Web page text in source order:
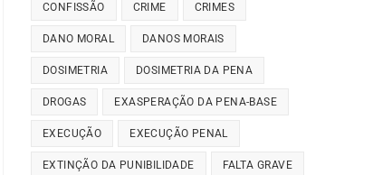
CONFISSÃO CRIME CRIMES
DANO MORAL DANOS MORAIS
DOSIMETRIA DOSIMETRIA DA PENA
DROGAS EXASPERAÇÃO DA PENA-BASE
EXECUÇÃO EXECUÇÃO PENAL
EXTINÇÃO DA PUNIBILIDADE FALTA GRAVE